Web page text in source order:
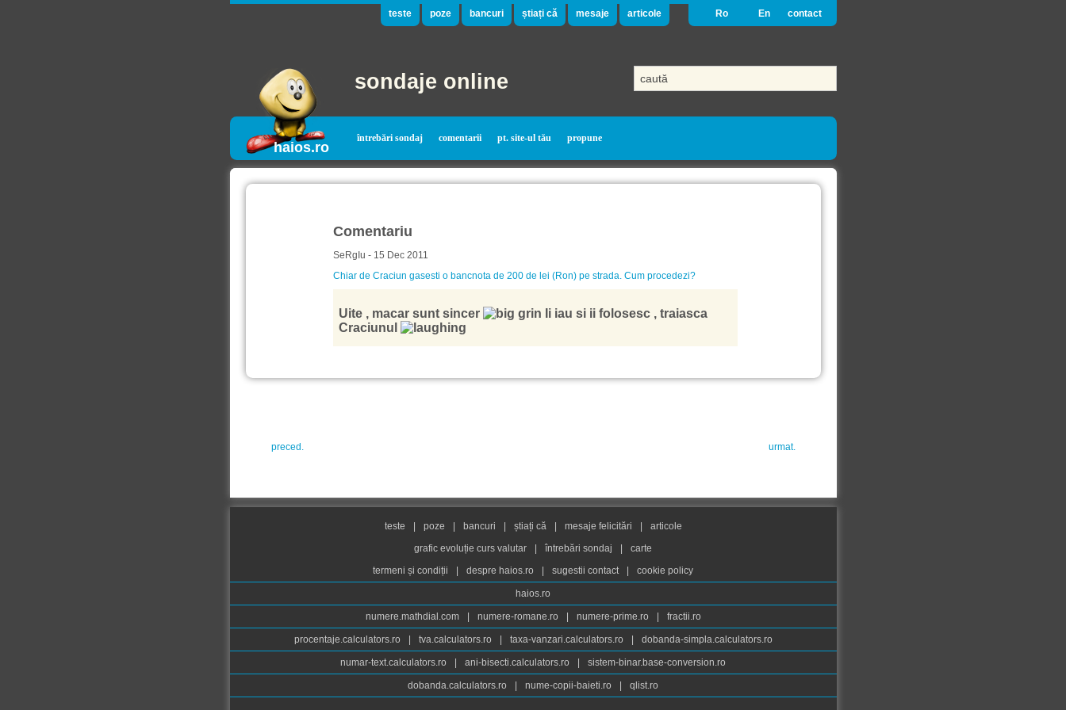
teste poze bancuri știați că mesaje articole Ro En contact
sondaje online
haios.ro
întrebări sondaj comentarii pt. site-ul tău propune
Comentariu
SeRgIu - 15 Dec 2011
Chiar de Craciun gasesti o bancnota de 200 de lei (Ron) pe strada. Cum procedezi?
Uite , macar sunt sincer
Ii iau si ii folosesc , traiasca
Craciunul
preced. urmat.
teste poze bancuri știați că mesaje felicitări
articole
grafic evoluție curs valutar
întrebări sondaj
carte
termeni și condiții
despre haios.ro sugestii contact cookie policy
haios.ro
numere.mathdial.com numere-romane.ro numere-prime.ro fractii.ro
procentaje.calculators.ro tva.calculators.ro taxa-vanzari.calculators.ro dobanda-simpla.calculators.ro
numar-text.calculators.ro ani-bisecti.calculators.ro sistem-binar.base-conversion.ro
dobanda.calculators.ro nume-copii-baieti.ro qlist.ro